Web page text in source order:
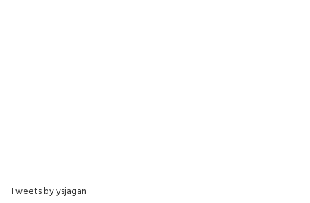
Tweets by ysjagan